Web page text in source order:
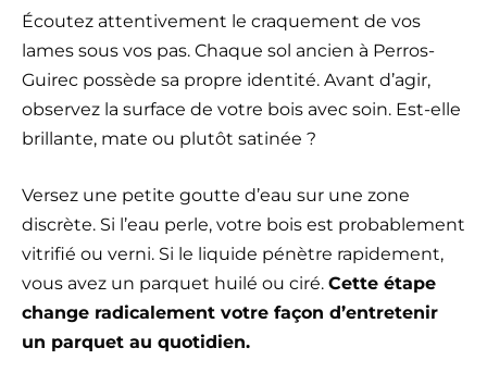
Écoutez attentivement le craquement de vos
lames sous vos pas. Chaque sol ancien à Perros-
Guirec possède sa propre identité. Avant d’agir,
observez la surface de votre bois avec soin. Est-elle
brillante, mate ou plutôt satinée ?
Versez une petite goutte d’eau sur une zone
discrète. Si l’eau perle, votre bois est probablement
vitrifié ou verni. Si le liquide pénètre rapidement,
vous avez un parquet huilé ou ciré. Cette étape
change radicalement votre façon d’entretenir
un parquet au quotidien.